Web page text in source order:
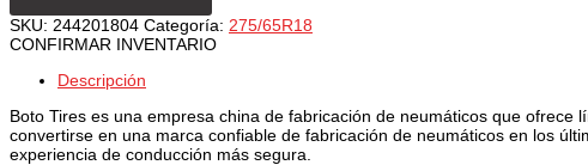
SKU: 244201804 Categoría: 275/65R18
CONFIRMAR INVENTARIO
Descripción
Boto Tires es una empresa china de fabricación de neumáticos que
convertirse en una marca confiable de fabricación de neumáticos en los
experiencia de conducción más segura.